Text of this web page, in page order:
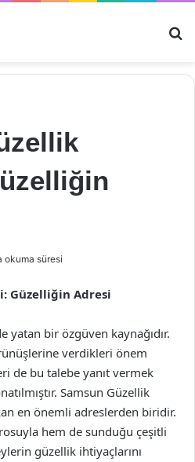
okuma süresi
Güzelliğin Adresi
yatan bir özgüven kaynağıdır.
verdikleri önem
de bu talebe yanıt vermek
Samsun Güzellik
en önemli adreslerden biridir.
hem de sunduğu çeşitli
güzellik ihtiyaçlarını